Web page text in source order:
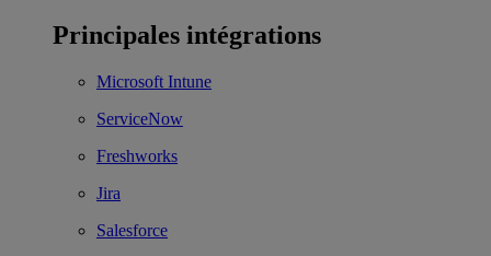
Principales intégrations
Microsoft Intune
ServiceNow
Freshworks
Jira
Salesforce